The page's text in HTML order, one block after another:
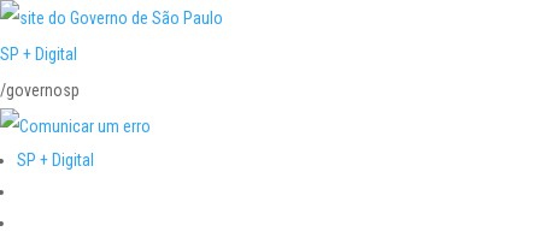
SP + Digital
/governosp
SP + Digital